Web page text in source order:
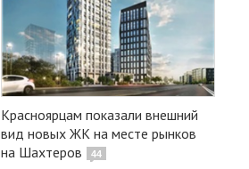
Красноярцам показали внешний
вид новых ЖК на месте рынков
на Шахтеров
44